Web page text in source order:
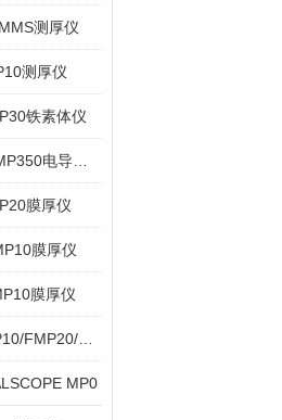
测厚仪
测厚仪
铁素体仪
膜厚仪
膜厚仪
膜厚仪
MP0